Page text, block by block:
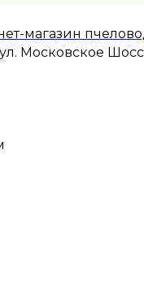
магазин
Московское